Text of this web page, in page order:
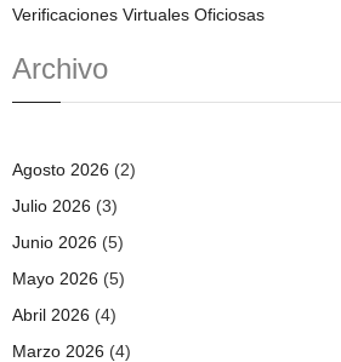
Verificaciones Virtuales Oficiosas
Archivo
Agosto 2026 (2)
Julio 2026 (3)
Junio 2026 (5)
Mayo 2026 (5)
Abril 2026 (4)
Marzo 2026 (4)